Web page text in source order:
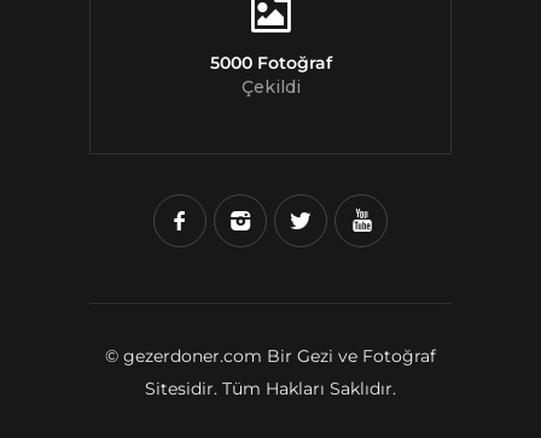
5000 Fotoğraf
Çekildi
© gezerdoner.com Bir Gezi ve Fotoğraf
Sitesidir. Tüm Hakları Saklıdır.